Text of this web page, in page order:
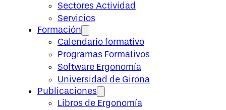
Sectores Actividad
Servicios
Formación
Calendario formativo
Programas Formativos
Software Ergonomía
Universidad de Girona
Publicaciones
Libros de Ergonomía